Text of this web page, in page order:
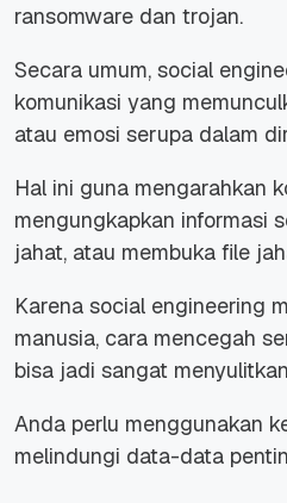
ransomware dan trojan.
Secara umum, social
komunikasi yang
atau emosi serupa dalam
Hal ini guna mengarahkan
mengungkapkan informasi
jahat, atau membuka file
Karena social engineering
manusia, cara mencegah
bisa jadi sangat
Anda perlu menggunakan
melindungi data-data